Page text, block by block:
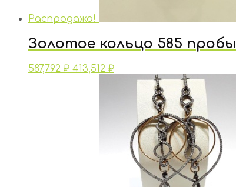
Распродажа!
Золотое кольцо 585 пробы
587,792₽ 413,512 ₽